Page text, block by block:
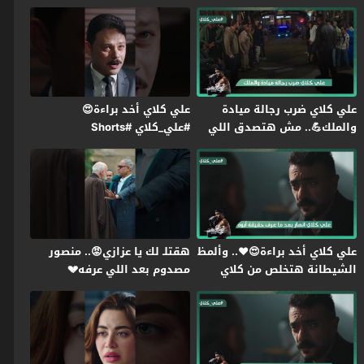
علي كلاي ضرب رجالة ميادة
والملك💪.. مش هتصدق اللي
حصل لـ روح😱#علي_كلاي
علي كلاي أخد براءة😍
#علي_كلاي #Shorts
علي كلاي أخد براءة😍❤️.. وألمظ
الشيطانة هتخلص من كلاي
عشان تورثه😱#علي_كلاي
هقتلـ لك يا عزازي😡.. منصور
مصدوم بعد اللي عرفه💔
#علي_كلاي #Shorts